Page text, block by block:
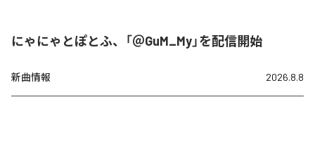
にゃにゃとぽとふ、「＠GuM_My」を配信開始
新曲情報 2026.8.8